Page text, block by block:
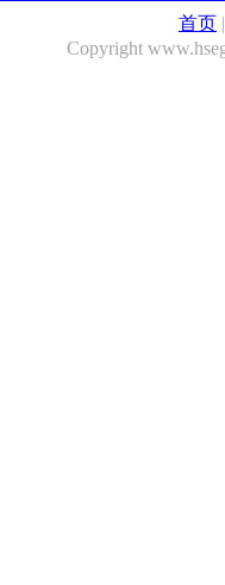
首页 |
Copyright